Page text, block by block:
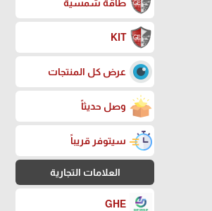
طاقة شمسية
KIT
عرض كل المنتجات
وصل حديثاً
سيتوفر قريباً
العلامات التجارية
GHE